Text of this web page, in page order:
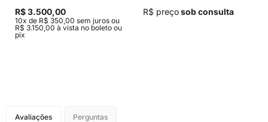
R$ 3.500,00
10x de R$ 350,00 sem juros ou
R$ 3.150,00 à vista no boleto ou
pix
R$ preçosob consulta
Avaliações Perguntas